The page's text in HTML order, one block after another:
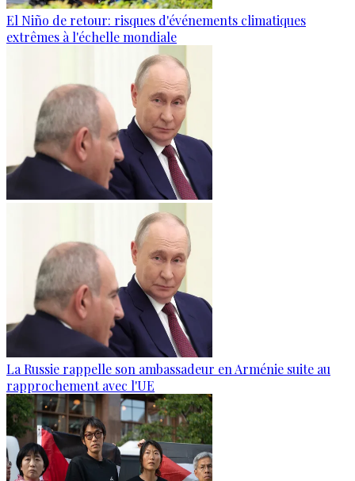
El Niño de retour: risques d'événements climatiques
extrêmes à l'échelle mondiale
La Russie rappelle son ambassadeur en Arménie suite au
rapprochement avec l'UE